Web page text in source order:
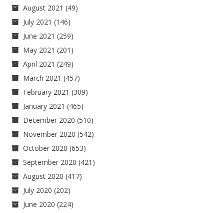
August 2021 (49)
July 2021 (146)
June 2021 (259)
May 2021 (201)
April 2021 (249)
March 2021 (457)
February 2021 (309)
January 2021 (465)
December 2020 (510)
November 2020 (542)
October 2020 (653)
September 2020 (421)
August 2020 (417)
July 2020 (202)
June 2020 (224)